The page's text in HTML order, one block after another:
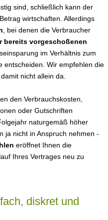
sind, schließlich kann der
wirtschaften. Allerdings
, bei denen die Verbraucher
bereits vorgeschoßenen
im Verhältnis zum
entscheiden. Wir empfehlen die
nicht allein da.
den Verbrauchskosten,
oder Gutschriften
naturgemäß höher
ja nicht in Anspruch nehmen -
eröffnet Ihnen die
Ihres Vertrages neu zu
diskret und